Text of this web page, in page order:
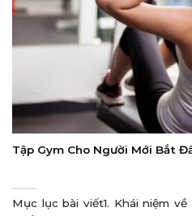
Tập Gym Cho Người Mới Bắt
Mục lục bài viết1. Khái niệm